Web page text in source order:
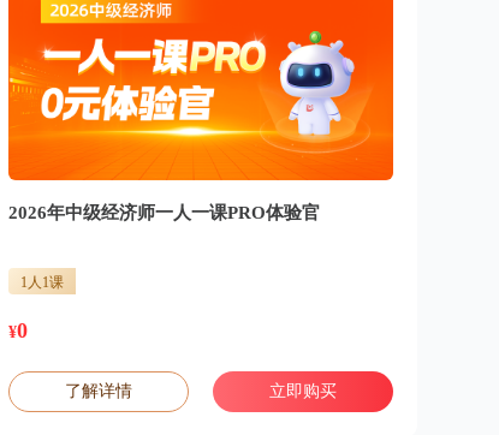
2026年中级经济师一人一课PRO体验官
1人1课
¥0
了解详情 立即购买